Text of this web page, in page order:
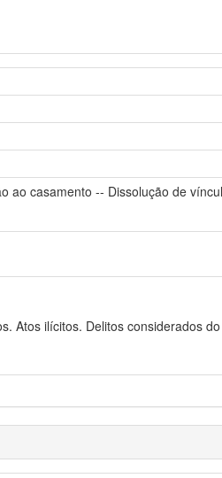
ao casamento -- Dissolução de
Atos ilícitos. Delitos considerados